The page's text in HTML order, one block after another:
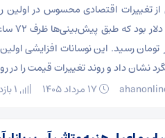
از تغییرات اقتصادی محسوس در
تومان رسید. این نوسانات افزایشی اولین
نشان داد و روند تغییرات قیمت را در